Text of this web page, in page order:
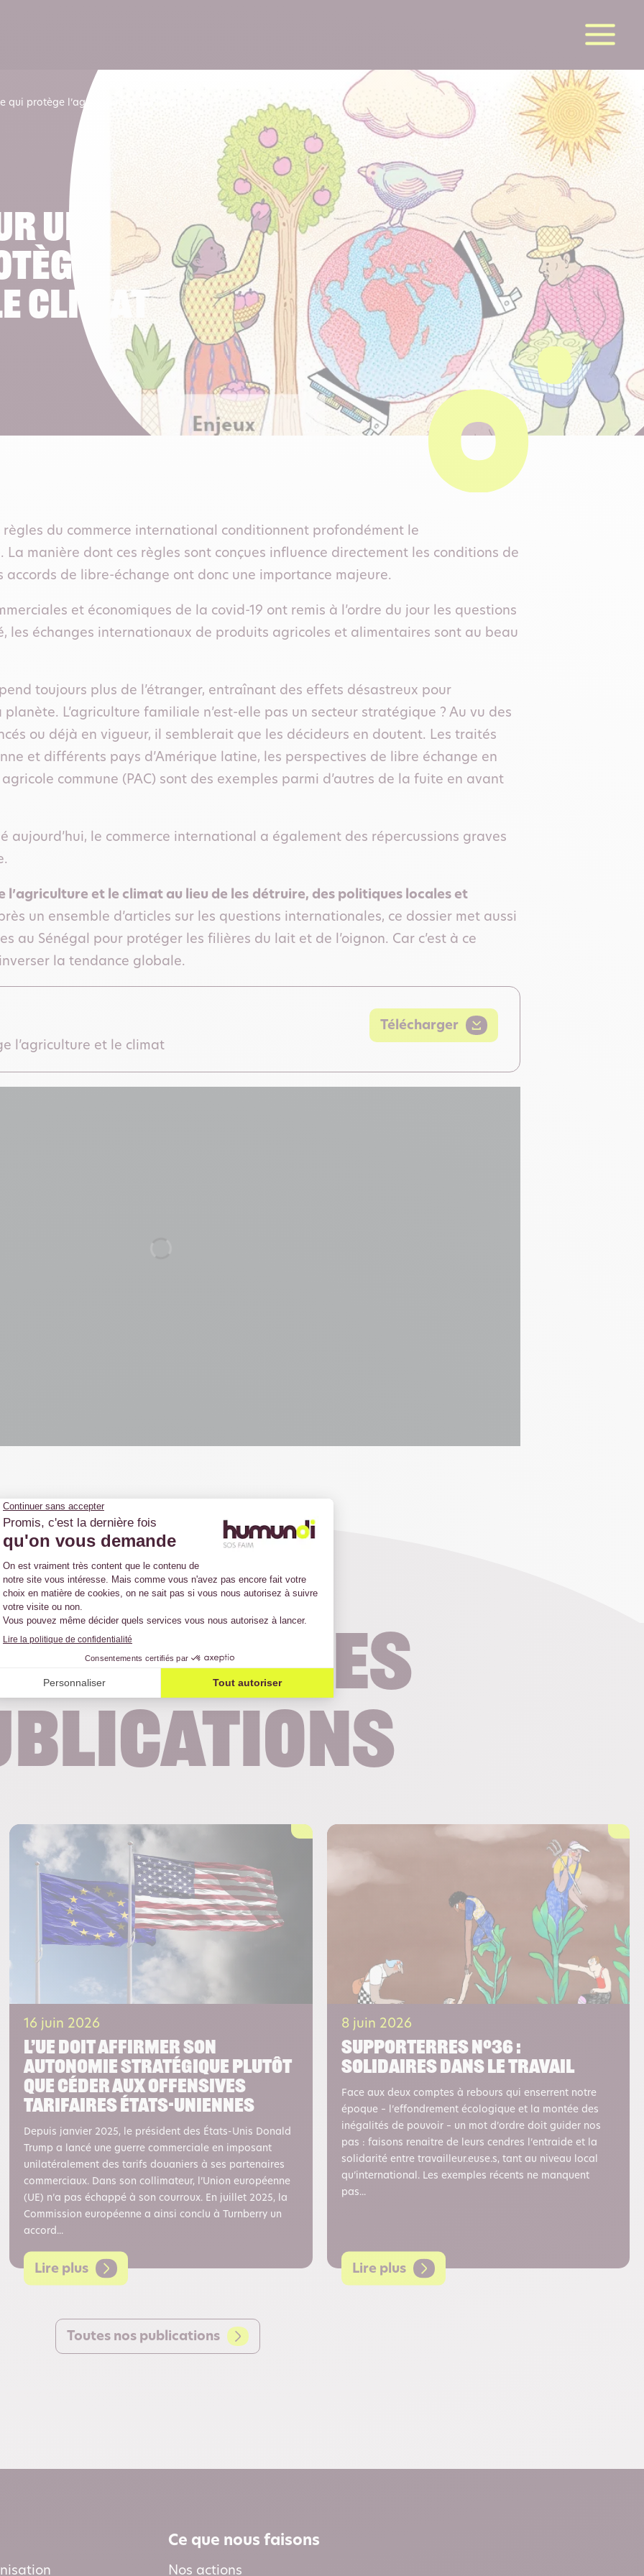
qui protège l’agriculture et le climat
un
climat
règles du commerce international conditionnent profondément le
La manière dont ces règles sont conçues influence directement les conditions de
accords de libre-échange ont donc une importance majeure.
et économiques de la covid-19 ont remis à l’ordre du jour les questions
les échanges internationaux de produits agricoles et alimentaires sont au beau
toujours plus de l’étranger, entraînant des effets désastreux pour
L’agriculture familiale n’est-elle pas un secteur stratégique ? Au vu des
ou déjà en vigueur, il semblerait que les décideurs en doutent. Les traités
et différents pays d’Amérique latine, les perspectives de libre échange en
commune (PAC) sont des exemples parmi d’autres de la fuite en avant
aujourd’hui, le commerce international a également des répercussions graves
l’agriculture et le climat au lieu de les détruire, des politiques locales et
un ensemble d’articles sur les questions internationales, ce dossier met aussi
au Sénégal pour protéger les filières du lait et de l’oignon. Car c’est à ce
la tendance globale.
l’agriculture et le climat
Télécharger
dernières
16 juin 2026
L’UE doit affirmer son
autonomie stratégique plutôt
que céder aux offensives
tarifaires états-uniennes
Depuis janvier 2025, le président des États-Unis Donald
Trump a lancé une guerre commerciale en imposant
unilatéralement des tarifs douaniers à ses partenaires
commerciaux. Dans son collimateur, l’Union européenne
(UE) n’a pas échappé à son courroux. En juillet 2025, la
Commission européenne a ainsi conclu à Turnberry un
accord...
Lire plus
8 juin 2026
Supporterres n°36 :
Solidaires dans le travail
Face aux deux comptes à rebours qui enserrent notre
époque – l’effondrement écologique et la montée des
inégalités de pouvoir – un mot d’ordre doit guider nos
pas : faisons renaitre de leurs cendres l’entraide et la
solidarité entre travailleur.euse.s, tant au niveau local
qu’international. Les exemples récents ne manquent
pas...
Lire plus
Toutes nos publications
Ce que nous faisons
Nos actions